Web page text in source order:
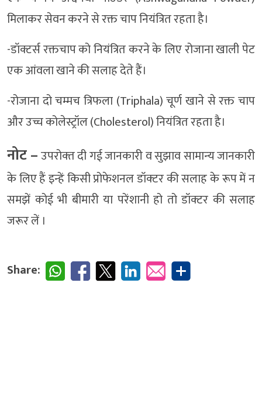
मिलाकर सेवन करने से रक्त चाप नियंत्रित रहता है।
-डॉक्टर्स रक्तचाप को नियंत्रित करने के लिए रोजाना खाली पेट
एक आंवला खाने की सलाह देते हैं।
-रोजाना दो चम्मच त्रिफला (Triphala) चूर्ण खाने से रक्त चाप
और उच्च कोलेस्ट्रॉल (Cholesterol) नियंत्रित रहता है।
नोट –उपरोक्‍त दी गई जानकारी व सुझाव सामान्‍य जानकारी
के लिए हैं इन्‍हें किसी प्रोफेशनल डॉक्‍टर की सलाह के रूप में न
समझें कोई भी बीमारी या परेंशानी हो तो डॉक्‍टर की सलाह
जरूर लें ।
Share: